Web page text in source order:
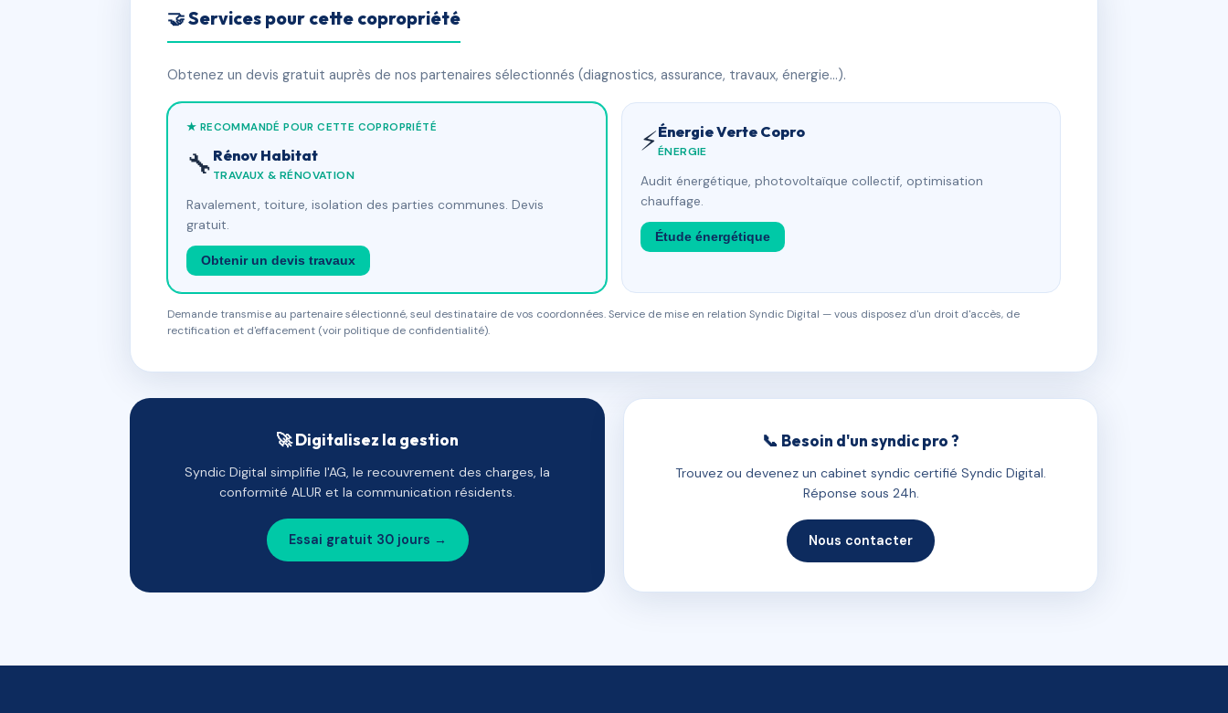
🤝 Services pour cette copropriété
Obtenez un devis gratuit auprès de nos partenaires sélectionnés (diagnostics, assurance, travaux, énergie…).
★ RECOMMANDÉ POUR CETTE COPROPRIÉTÉ
🔧 Rénov Habitat
TRAVAUX & RÉNOVATION
Ravalement, toiture, isolation des parties communes. Devis
gratuit.
Obtenir un devis travaux
⚡Énergie Verte Copro
ÉNERGIE
Audit énergétique, photovoltaïque collectif, optimisation
chauffage.
Étude énergétique
Demande transmise au partenaire sélectionné, seul destinataire de vos coordonnées. Service de mise en relation Syndic Digital — vous disposez d'un droit d'accès, de
rectification et d'effacement (voir politique de confidentialité).
🚀 Digitalisez la gestion
Syndic Digital simplifie l'AG, le recouvrement des charges, la
conformité ALUR et la communication résidents.
Essai gratuit 30 jours →
📞 Besoin d'un syndic pro ?
Trouvez ou devenez un cabinet syndic certifié Syndic Digital.
Réponse sous 24h.
Nous contacter